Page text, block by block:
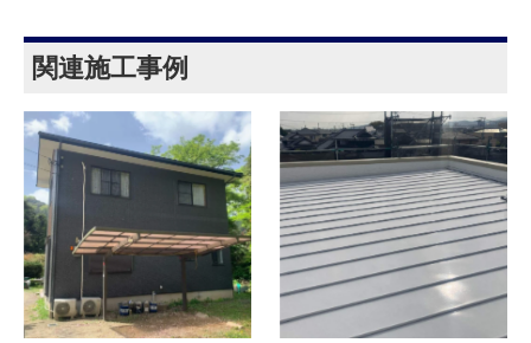
関連施工事例